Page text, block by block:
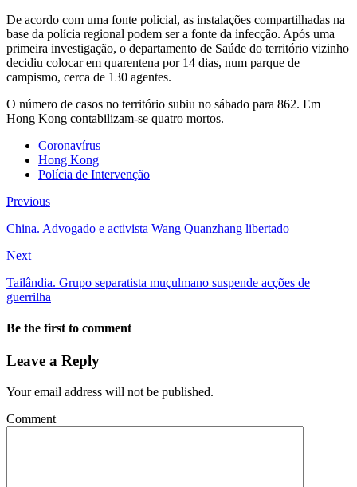
De acordo com uma fonte policial, as instalações compartilhadas na
base da polícia regional podem ser a fonte da infecção. Após uma
primeira investigação, o departamento de Saúde do território vizinho
decidiu colocar em quarentena por 14 dias, num parque de
campismo, cerca de 130 agentes.
O número de casos no território subiu no sábado para 862. Em
Hong Kong contabilizam-se quatro mortos.
Coronavírus
Hong Kong
Polícia de Intervenção
Previous
China. Advogado e activista Wang Quanzhang libertado
Next
Tailândia. Grupo separatista muçulmano suspende acções de
guerrilha
Be the first to comment
Leave a Reply
Your email address will not be published.
Comment